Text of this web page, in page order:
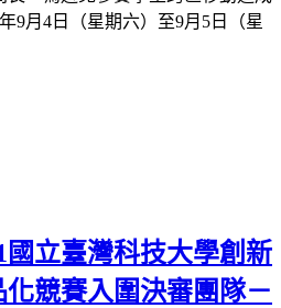
9月4日（星期六）至9月5日（星
國立臺灣科技大學創新
競賽入圍決審團隊－